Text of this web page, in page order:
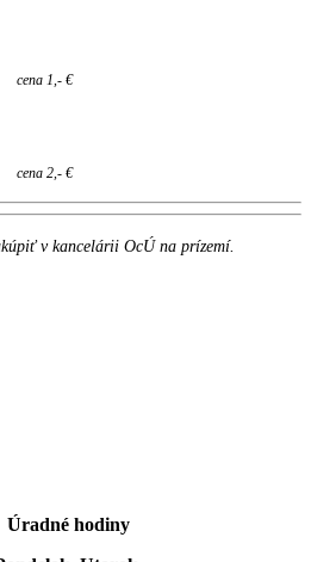
cena 1,- €
cena 2,- €
v kancelárii OcÚ na prízemí.
Úradné hodiny